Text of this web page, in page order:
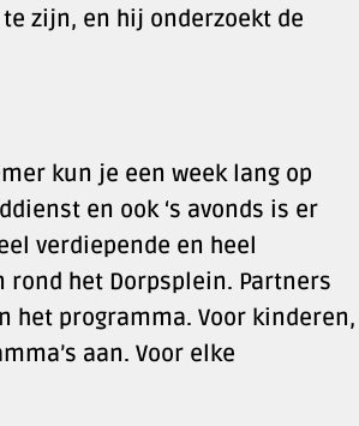
zijn, en hij onderzoekt de
kun je een week lang op
en ook ‘s avonds is er
verdiepende en heel
het Dorpsplein. Partners
het programma. Voor kinderen,
aan. Voor elke